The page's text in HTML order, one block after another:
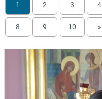
1 2 3 4
8 9 10 »